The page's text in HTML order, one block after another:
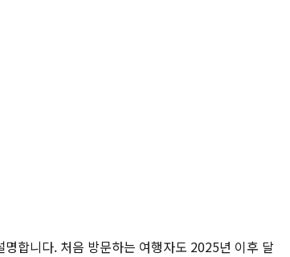
합니다. 처음 방문하는 여행자도 2025년 이후 달